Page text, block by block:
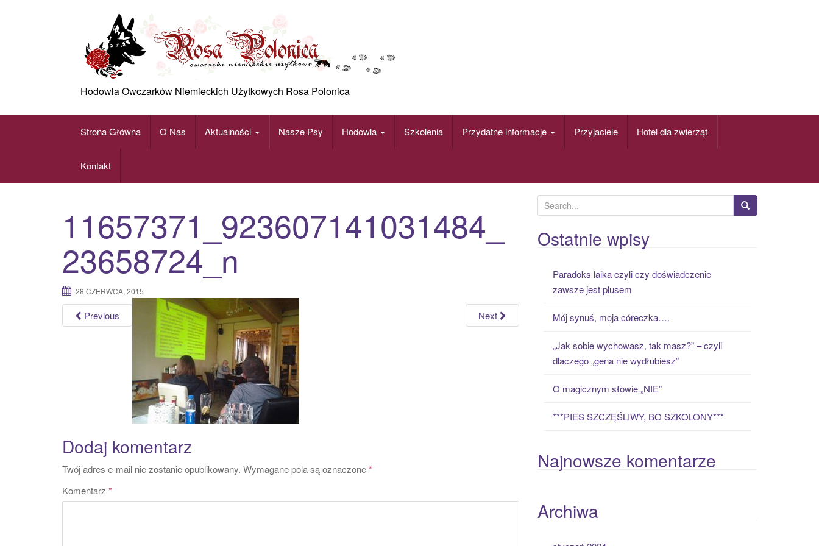
Hodowla Owczarków Niemieckich Użytkowych Rosa Polonica
Strona Główna O Nas Aktualności Nasze Psy Hodowla Szkolenia Przydatne informacje Przyjaciele Hotel dla zwierząt
Kontakt
11657371_923607141031484_
23658724_n
28 CZERWCA, 2015
Previous Next
Dodaj komentarz
Twój adres e-mail nie zostanie opublikowany. Wymagane pola są oznaczone*
Komentarz *
e
a
r
Ostatnie wpisy
Paradoks laika czyli czy doświadczenie
zawsze jest plusem
Mój synuś, moja córeczka….
„Jak sobie wychowasz, tak masz?” – czyli
dlaczego „gena nie wydłubiesz”
O magicznym słowie „NIE”
***PIES SZCZĘŚLIWY, BO SZKOLONY***
Najnowsze komentarze
Archiwa